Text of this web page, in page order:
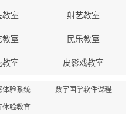
教室 射艺教室
教室 民乐教室
教室 皮影戏教室
体验系统 数字国学软件课程
体验教育